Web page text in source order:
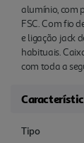
alumínio, com
FSC. Com fio
e ligação jack
habituais.
com toda a
Tipo